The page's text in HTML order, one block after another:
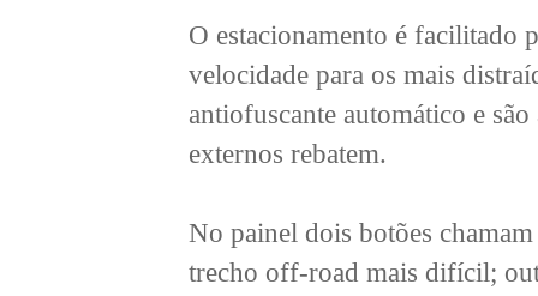
O estacionamento é facilitado
velocidade para os mais
antiofuscante automático e
externos rebatem.
No painel dois botões
trecho off-road mais difícil;